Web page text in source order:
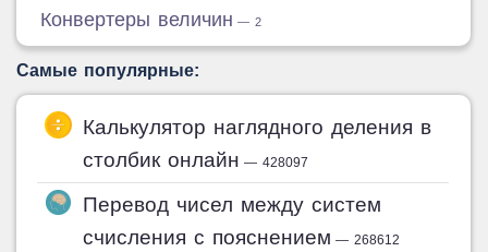
Конвертеры величин — 2
Самые популярные:
Калькулятор наглядного деления в
столбик онлайн — 428097
Перевод чисел между систем
счисления с пояснением — 268612